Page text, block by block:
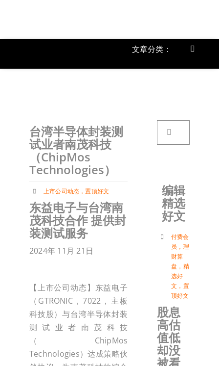
文章分类：
Toggle
台湾半导体封装测
试业者南茂科技
（ChipMos
Technologies）
上市公司动态 ，置顶好文
东益电子与台湾南
茂科技合作 提供封
装测试服务
2024年 11月 21日
【上市公司动态】东益电子
（GTRONIC，7022，主板
科技股）与台湾半导体封装
测试业者南茂科技
（ChipMos
Technologies）达成策略伙
编辑
精选
好文
付费会
员 ， 理
财算
盘 ， 精
选好
文 ， 置
顶好文
股息
高估
值低
却没